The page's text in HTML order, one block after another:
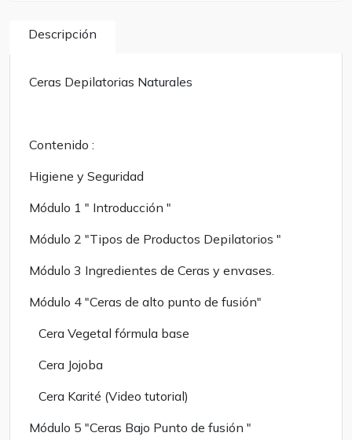
Descripción
Ceras Depilatorias Naturales
Contenido :
Higiene y Seguridad
Módulo 1 " Introducción "
Módulo 2 "Tipos de Productos Depilatorios "
Módulo 3 Ingredientes de Ceras y envases.
Módulo 4 "Ceras de alto punto de fusión"
Cera Vegetal fórmula base
Cera Jojoba
Cera Karité (Video tutorial)
Módulo 5 "Ceras Bajo Punto de fusión "